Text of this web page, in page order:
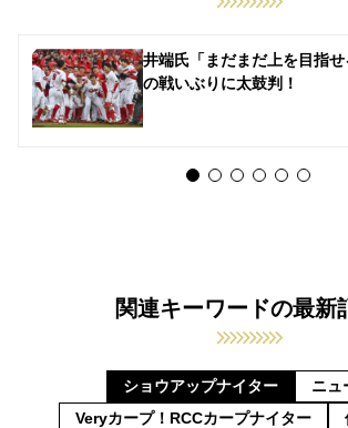
井端氏「まだまだ上を目指せ
の戦いぶりに太鼓判！
関連キーワードの最新
ショウアップナイター
ニュ
Veryカープ！RCCカープナイター